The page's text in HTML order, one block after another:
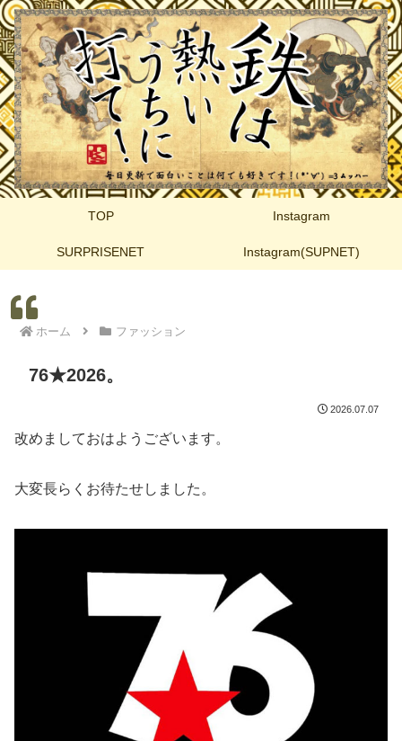
TOP Instagram
SURPRISENET Instagram(SUPNET)
ホーム ファッション
76★2026。
2026.07.07
改めましておはようございます。
大変長らくお待たせしました。